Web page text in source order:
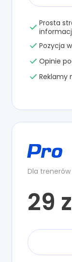
Prosta
Pozycja
Opinie
Reklamy
Pro
Dla
29